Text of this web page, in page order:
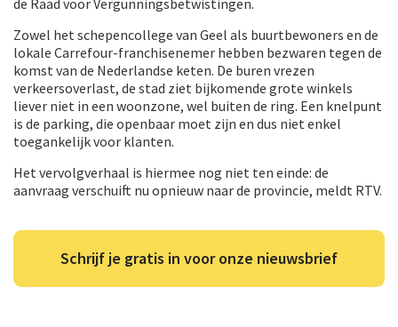
de Raad voor Vergunningsbetwistingen.
Zowel het schepencollege van Geel als buurtbewoners en de
lokale Carrefour-franchisenemer hebben bezwaren tegen de
komst van de Nederlandse keten. De buren vrezen
verkeersoverlast, de stad ziet bijkomende grote winkels
liever niet in een woonzone, wel buiten de ring. Een knelpunt
is de parking, die openbaar moet zijn en dus niet enkel
toegankelijk voor klanten.
Het vervolgverhaal is hiermee nog niet ten einde: de
aanvraag verschuift nu opnieuw naar de provincie, meldt RTV.
Schrijf je gratis in voor onze nieuwsbrief